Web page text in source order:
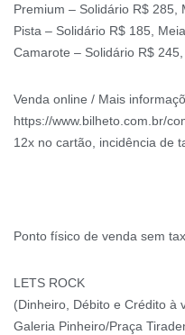
Premium – Solidário R$ 285,
Pista – Solidário R$ 185,
Camarote – Solidário R$
Venda online / Mais
https://www.bilheto.com.br/
12x no cartão, incidência de
Ponto físico de venda sem
LETS ROCK
(Dinheiro, Débito e Crédito à
Galeria Pinheiro/Praça